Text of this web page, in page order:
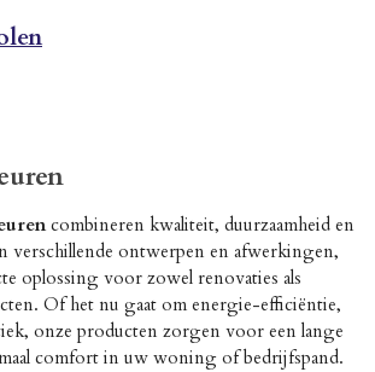
combineren kwaliteit, duurzaamheid en
verschillende ontwerpen en afwerkingen,
oplossing voor zowel renovaties als
Of het nu gaat om energie-efficiëntie,
onze producten zorgen voor een lange
comfort in uw woning of bedrijfspand.